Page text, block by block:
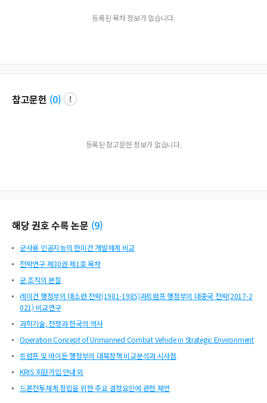
등록된 목차 정보가 없습니다.
참고문헌 (0)
등록된 참고문헌 정보가 없습니다.
해당 권호 수록 논문 (9)
군사용 인공지능의 한미간 개발체계 비교
전략연구 제30권 제1호 목차
군 조직의 본질
레이건 행정부의 대소련 전략(1981-1985)과트럼프 행정부의 대중국 전략(2017-2
021) 비교연구
과학기술, 전쟁과 한국의 역사
Operation Concept of Unmanned Combat Vehicle in Strategic Environment
트럼프 및 바이든 행정부의 대북정책 비교분석과 시사점
KRIS 회원가입 안내 외
드론전투체계 정립을 위한 주요 결정요인에 관한 제언